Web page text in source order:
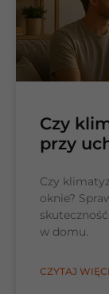
Czy
przy
Czy
oknie?
w domu.
CZYTAJ